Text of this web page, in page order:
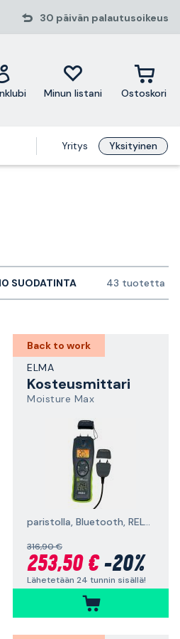
30 päivän palautusoikeus
Minun listani Ostoskori
Yritys Yksityinen
SUODATINTA 43 tuotetta
Back to work
ELMA
Kosteusmittari
Moisture Max
paristolla, Bluetooth, REL-mittaus
316,90 €
253,50 €-20%
Lähetetään 24 tunnin sisällä!